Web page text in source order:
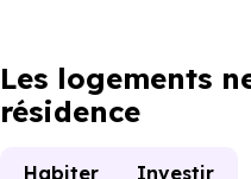
Les logements
résidence
Habiter Investir